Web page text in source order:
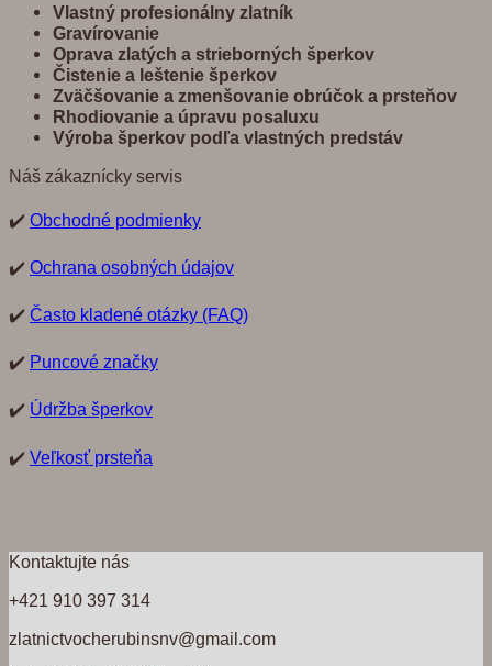
Vlastný profesionálny zlatník
Gravírovanie
Oprava zlatých a strieborných šperkov
Čistenie a leštenie šperkov
Zväčšovanie a zmenšovanie obrúčok a prsteňov
Rhodiovanie a úpravu posaluxu
Výroba šperkov podľa vlastných predstáv
Náš zákaznícky servis
✔️ Obchodné podmienky
✔️ Ochrana osobných údajov
✔️ Často kladené otázky (FAQ)
✔️ Puncové značky
✔️ Údržba šperkov
✔️ Veľkosť prsteňa
Kontaktujte nás
+421 910 397 314
zlatnictvocherubinsnv@gmail.com